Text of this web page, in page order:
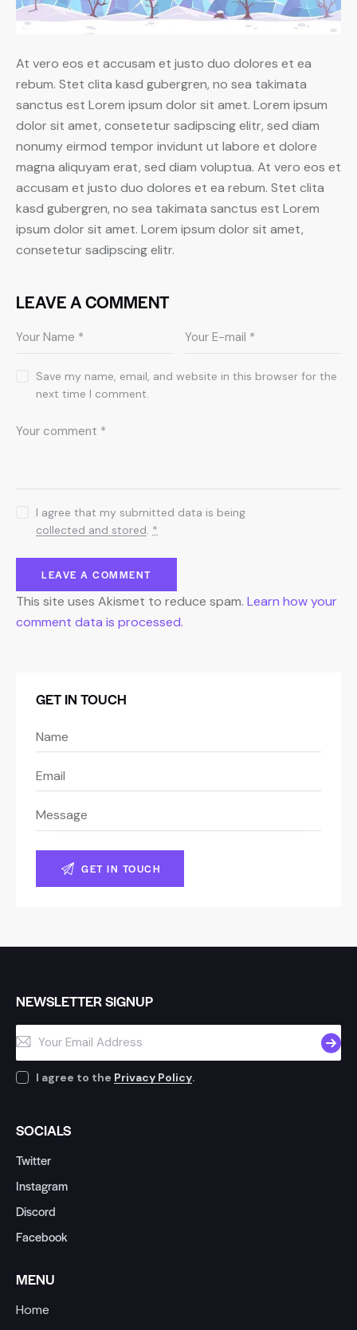
At vero eos et accusam et justo duo dolores et ea
rebum. Stet clita kasd gubergren, no sea takimata
sanctus est Lorem ipsum dolor sit amet. Lorem ipsum
dolor sit amet, consetetur sadipscing elitr, sed diam
nonumy eirmod tempor invidunt ut labore et dolore
magna aliquyam erat, sed diam voluptua. At vero eos et
accusam et justo duo dolores et ea rebum. Stet clita
kasd gubergren, no sea takimata sanctus est Lorem
ipsum dolor sit amet. Lorem ipsum dolor sit amet,
consetetur sadipscing elitr.
LEAVE A COMMENT
Save my name, email, and website in this browser for the
next time I comment.
I agree that my submitted data is being
collected and stored. *
This site uses Akismet to reduce spam. Learn how your
comment data is processed.
GET IN TOUCH
NEWSLETTER SIGNUP
I agree to the Privacy Policy.
SOCIALS
Twitter
Instagram
Discord
Facebook
MENU
Home